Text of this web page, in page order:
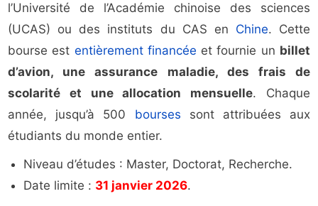
l’Université de l’Académie chinoise des sciences
(UCAS) ou des instituts du CAS en Chine. Cette
bourse est entièrement financée et fournie un billet
d’avion, une assurance maladie, des frais de
scolarité et une allocation mensuelle. Chaque
année, jusqu’à 500 bourses sont attribuées aux
étudiants du monde entier.
Niveau d’études : Master, Doctorat, Recherche.
Date limite : 31 janvier 2026.